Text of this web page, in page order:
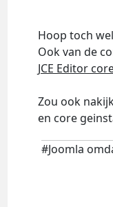
Hoop toch
Ook van de
JCE Editor
Zou ook
en core
#Joomla